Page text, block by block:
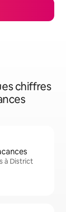
chiffres
à District